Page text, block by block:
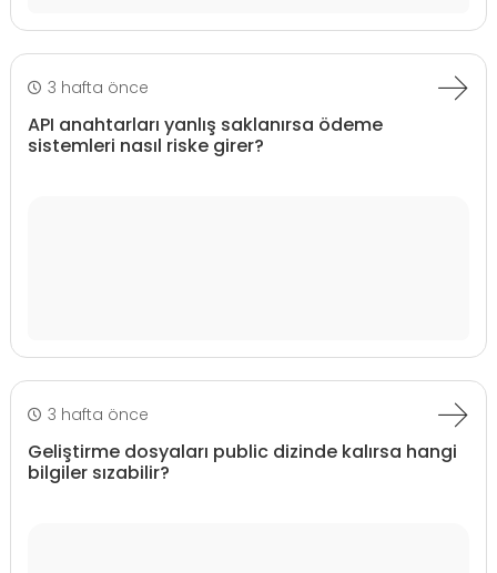
3 hafta önce
API anahtarları yanlış saklanırsa ödeme
sistemleri nasıl riske girer?
3 hafta önce
Geliştirme dosyaları public dizinde kalırsa hangi
bilgiler sızabilir?